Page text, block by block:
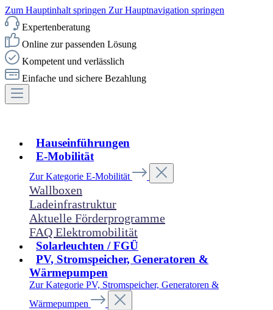
Zum Hauptinhalt springen Zur Hauptnavigation springen
Expertenberatung
Online zur passenden Lösung
Kompetent und verlässlich
Einfache und sichere Bezahlung
Hauseinführungen
E-Mobilität
Zur Kategorie E-Mobilität
Wallboxen
Ladeinfrastruktur
Aktuelle Förderprogramme
FAQ Elektromobilität
Solarleuchten / FGÜ
PV, Stromspeicher, Generatoren &
Wärmepumpen
Zur Kategorie PV, Stromspeicher, Generatoren &
Wärmepumpen